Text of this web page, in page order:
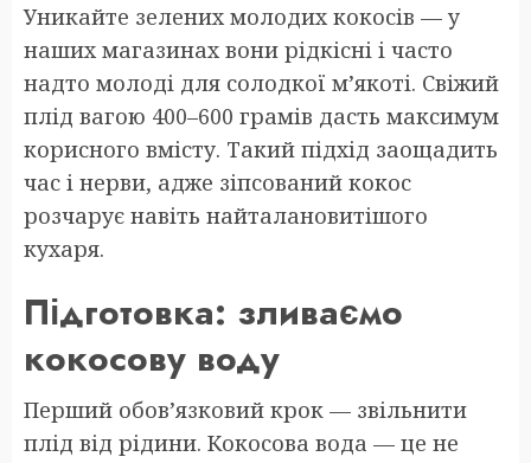
Уникайте зелених молодих кокосів — у
наших магазинах вони рідкісні і часто
надто молоді для солодкої м’якоті. Свіжий
плід вагою 400–600 грамів дасть максимум
корисного вмісту. Такий підхід заощадить
час і нерви, адже зіпсований кокос
розчарує навіть найталановитішого
кухаря.
Підготовка: зливаємо
кокосову воду
Перший обов’язковий крок — звільнити
плід від рідини. Кокосова вода — це не